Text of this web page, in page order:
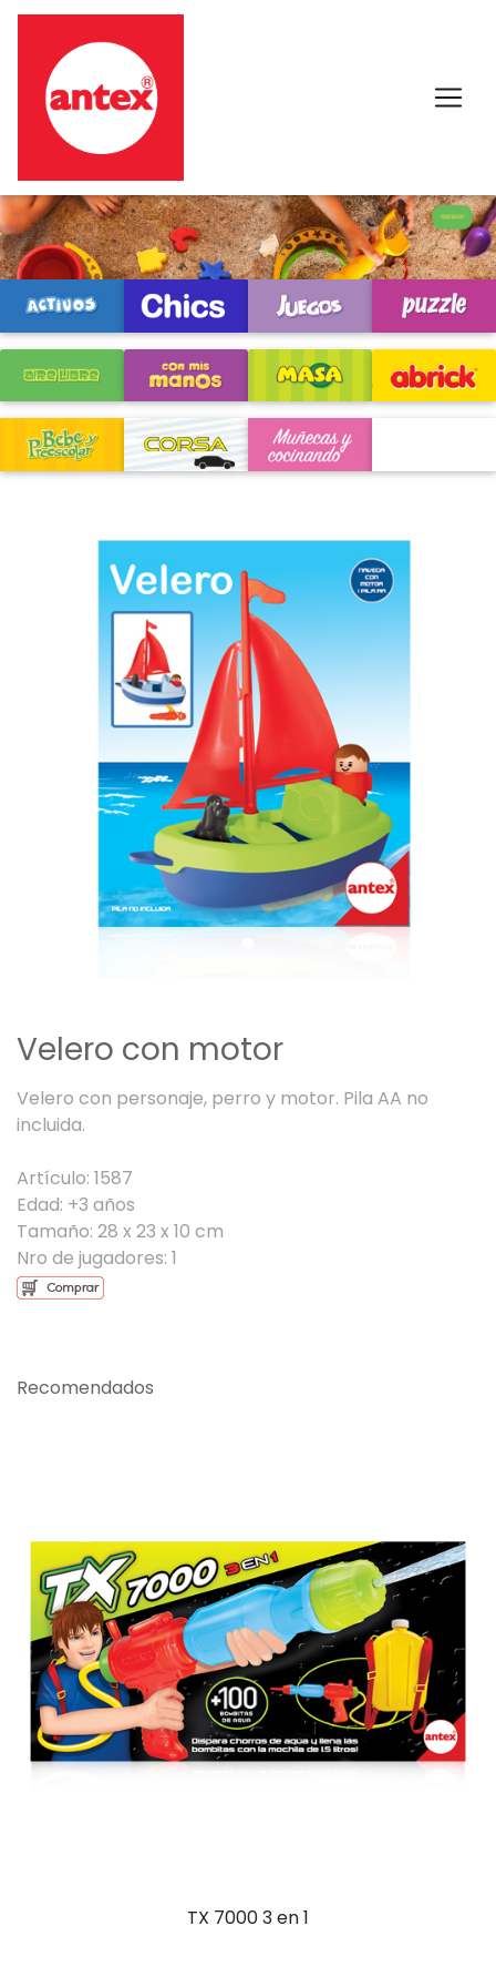
Previous
Velero con motor
Velero con personaje, perro y motor. Pila AA no
incluida.
Artículo: 1587
Edad: +3 años
Tamaño: 28 x 23 x 10 cm
Nro de jugadores: 1
Recomendados
TX 7000 3 en 1